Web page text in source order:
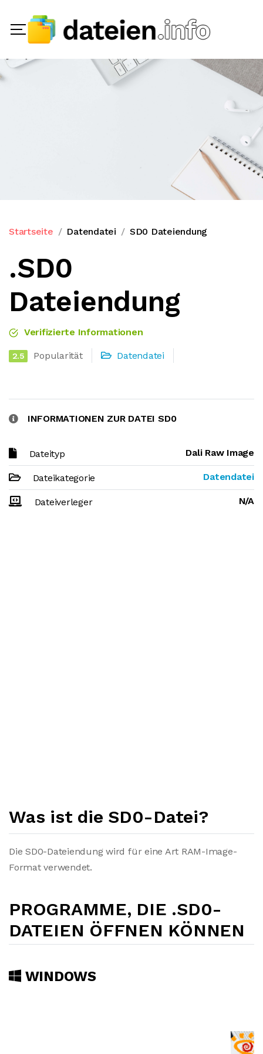
Startseite Datendatei SD0 Dateiendung
.SD0
Dateiendung
Verifizierte Informationen
2.5 Popularität Datendatei
INFORMATIONEN ZUR DATEI SD0
Dateityp Dali Raw Image
Dateikategorie Datendatei
Dateiverleger N/A
Was ist die SD0-Datei?
Die SD0-Dateiendung wird für eine Art RAM-Image-
Format verwendet.
PROGRAMME, DIE .SD0-
DATEIEN ÖFFNEN KÖNNEN
WINDOWS